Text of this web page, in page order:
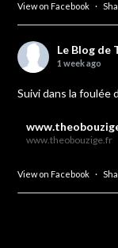
View on Facebook ·
Le Blog de
1 week ago
Suivi dans la foulée
www.theobouzige.fr
View on Facebook ·